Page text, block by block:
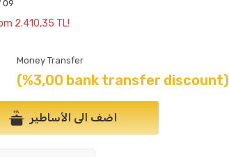
09
2.410,35 TL!
Money Transfer
(%3,00 bank transfer discount)
اضف الى الأساطير